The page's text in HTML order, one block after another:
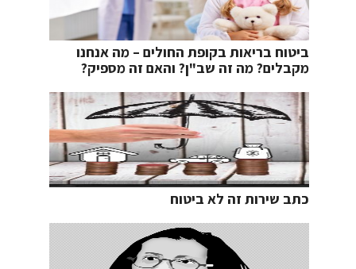
ביטוח בריאות בקופת החולים – מה אנחנו
מקבלים? מה זה שב"ן? והאם זה מספיק?
כתב שירות זה לא ביטוח